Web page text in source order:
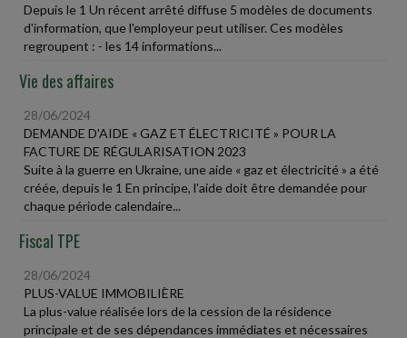
Depuis le 1 Un récent arrêté diffuse 5 modèles de documents
d'information, que l'employeur peut utiliser. Ces modèles
regroupent : - les 14 informations...
Vie des affaires
28/06/2024
DEMANDE D'AIDE « GAZ ET ÉLECTRICITÉ » POUR LA
FACTURE DE RÉGULARISATION 2023
Suite à la guerre en Ukraine, une aide « gaz et électricité » a été
créée, depuis le 1 En principe, l'aide doit être demandée pour
chaque période calendaire...
Fiscal TPE
28/06/2024
PLUS-VALUE IMMOBILIÈRE
La plus-value réalisée lors de la cession de la résidence
principale et de ses dépendances immédiates et nécessaires